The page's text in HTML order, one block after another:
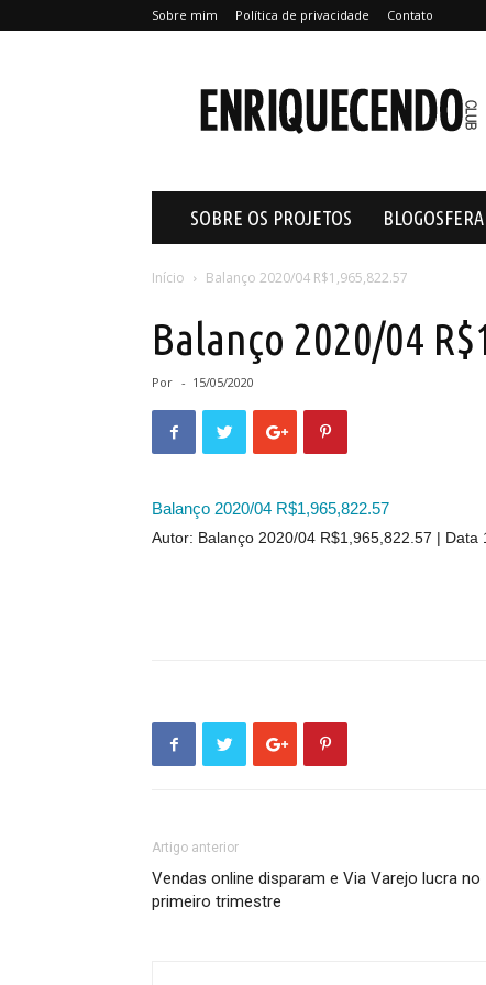
Sobre mim Política de privacidade Contato
SOBRE OS PROJETOS
Início Balanço 2020/04 R$1,965,822.57
Balanço 2020/04
Por - 15/05/2020
Balanço 2020/04 R$1,965,822.57
Autor: Balanço 2020/04 R$1,965,822.57 Data
Artigo anterior
Vendas online disparam e Via Varejo lucra no
primeiro trimestre